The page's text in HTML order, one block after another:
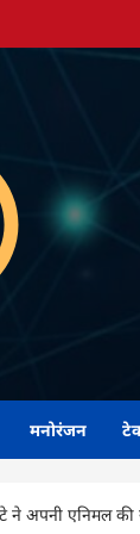
मनोरंजन
ने अपनी एनिमल की